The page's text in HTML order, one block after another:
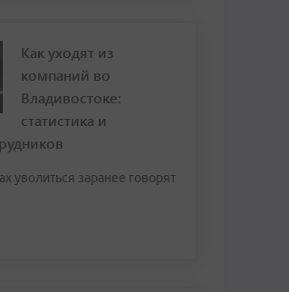
Как уходят из
компаний во
Владивостоке:
статистика и
уволиться заранее говорят